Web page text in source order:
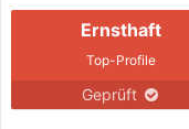
Ernsthaft
Top-Profile
Geprüft